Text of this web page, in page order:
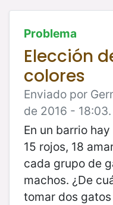
Problema
Elección
colores
Enviado por
de 2016 - 18:03.
En un barrio
15 rojos, 18
cada grupo de
machos. ¿De
tomar dos